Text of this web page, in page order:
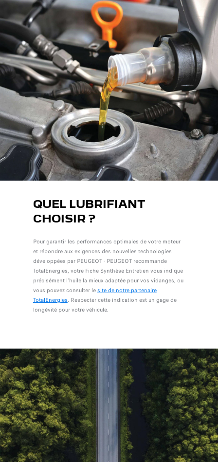
QUEL LUBRIFIANT
CHOISIR ?
Pour garantir les performances optimales de votre moteur
et répondre aux exigences des nouvelles technologies
développées par PEUGEOT - PEUGEOT recommande
TotalEnergies, votre Fiche Synthèse Entretien vous indique
précisément l’huile la mieux adaptée pour vos vidanges, ou
vous pouvez consulter lesite de notre partenaire
TotalEnergies. Respecter cette indication est un gage de
longévité pour votre véhicule.